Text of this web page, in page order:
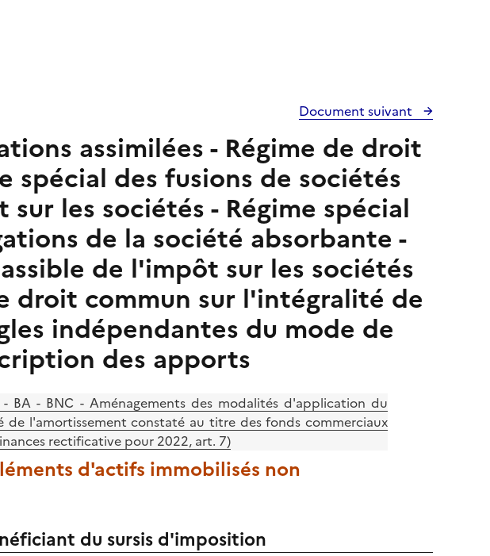
Document suivant
assimilées - Régime de droit
spécial des fusions de sociétés
les sociétés - Régime spécial
de la société absorbante -
de l'impôt sur les sociétés
droit commun sur l'intégralité de
indépendantes du mode de
des apports
- BA - BNC - Aménagements des modalités d'application du
l'amortissement constaté au titre des fonds commerciaux
rectificative pour 2022, art. 7)
d'actifs immobilisés non
du sursis d'imposition